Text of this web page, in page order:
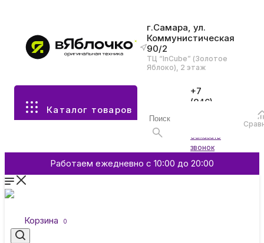
г.Самара, ул.
Коммунистическая
90/2
ТЦ “InCube” (Золотое
Яблоко), 2 этаж
Каталог товаров
+7
(846)
Заказать
звонок
Работаем ежедневно с 10:00 до 20:00
Корзина 0
Все разделы каталога
Аксессуары
Смартфоны и гаджеты